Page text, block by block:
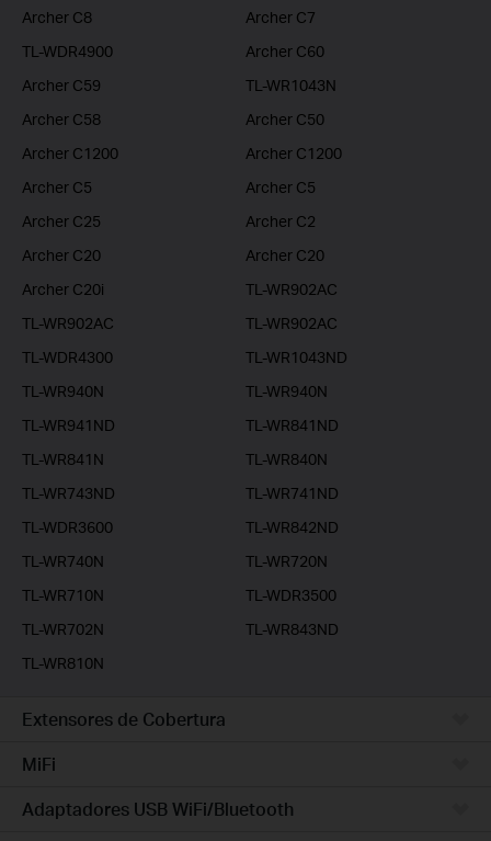
Archer C8
Archer C7
TL-WDR4900
Archer C60
Archer C59
TL-WR1043N
Archer C58
Archer C50
Archer C1200
Archer C1200
Archer C5
Archer C5
Archer C25
Archer C2
Archer C20
Archer C20
Archer C20i
TL-WR902AC
TL-WR902AC
TL-WR902AC
TL-WDR4300
TL-WR1043ND
TL-WR940N
TL-WR940N
TL-WR941ND
TL-WR841ND
TL-WR841N
TL-WR840N
TL-WR743ND
TL-WR741ND
TL-WDR3600
TL-WR842ND
TL-WR740N
TL-WR720N
TL-WR710N
TL-WDR3500
TL-WR702N
TL-WR843ND
TL-WR810N
Extensores de Cobertura
MiFi
Adaptadores USB WiFi/Bluetooth